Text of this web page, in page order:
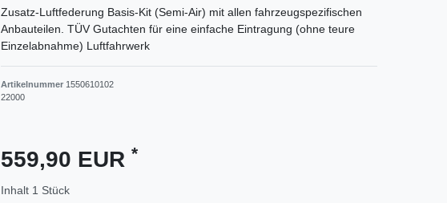
Zusatz-Luftfederung Basis-Kit (Semi-Air) mit allen fahrzeugspezifischen
Anbauteilen. TÜV Gutachten für eine einfache Eintragung (ohne teure
Einzelabnahme) Luftfahrwerk
Artikelnummer 1550610102
22000
559,90 EUR *
Inhalt 1 Stück